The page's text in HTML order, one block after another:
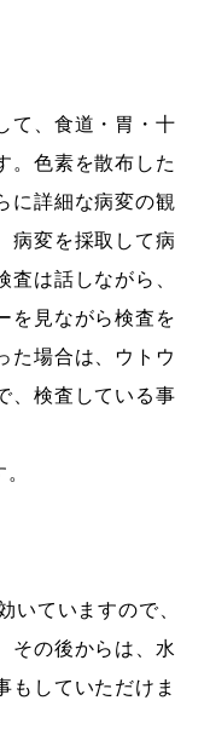
て、食道・胃・十
。色素を散布した
に詳細な病変の観
病変を採取して病
査は話しながら、
を見ながら検査を
た場合は、ウトウ
、検査している事
いていますので、
その後からは、水
もしていただけま